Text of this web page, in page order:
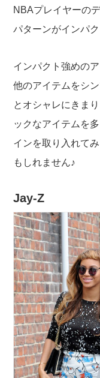
NBAプレイヤーの
パターンがインパ
インパクト強めの
他のアイテムをシ
とオシャレにきま
ックなアイテムを
インを取り入れて
もしれません♪
Jay-Z